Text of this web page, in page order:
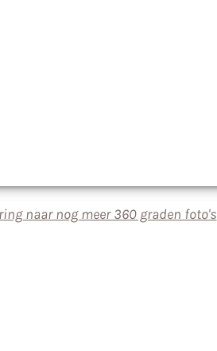
naar nog meer 360 graden foto's